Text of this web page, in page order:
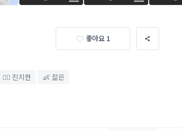
좋아요 1
💂‍♀️ 진지한 👶 젊은